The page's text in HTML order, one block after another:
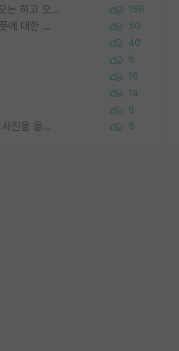
석사입학예정생 분들! 제발 어느 정도 각오는 하고 오세요. 156
포스텍 억까에 대해 (동문의 학문적 아웃풋에 대한 반박) 50
40
5
16
14
6
정보보안 연구하는 입장에선 식별가능한 사진을 올리는건 비추이긴함 6